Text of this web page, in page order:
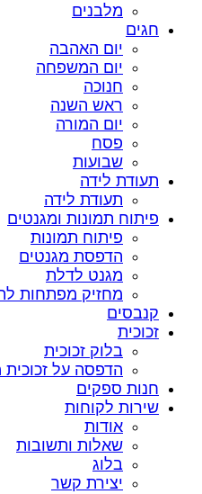
מלבנים
חגים
יום האהבה
יום המשפחה
חנוכה
ראש השנה
יום המורה
פסח
שבועות
תעודת לידה
תעודת לידה
פיתוח תמונות ומגנטים
פיתוח תמונות
הדפסת מגנטים
מגנט לדלת
מחזיק מפתחות
קנבסים
זכוכית
בלוק זכוכית
הדפסה על
חנות ספקים
שירות לקוחות
אודות
שאלות ותשובות
בלוג
יצירת קשר